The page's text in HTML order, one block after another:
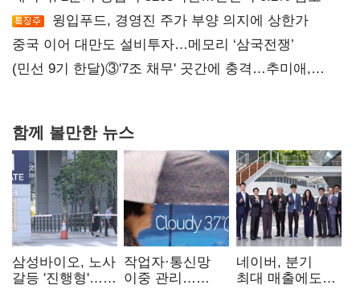
윙입푸드, 경영진 주가 부양 의지에 상한가
중국 이어 대만도 설비투자…메모리 ‘삼국전쟁’
(민선 9기 한달)③'7조 채무' 곳간에 충격…추미애,
함께 볼만한 뉴스
삼성바이오, 노사
갈등 '진행형'…
작업자·통신망
이중 관리…
네이버, 분기
최대 매출에도